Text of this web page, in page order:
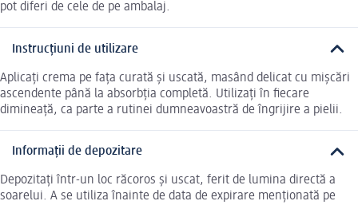
pot diferi de cele de pe ambalaj.
Instrucțiuni de utilizare
Aplicați crema pe fața curată și uscată, masând delicat cu mișcări
ascendente până la absorbția completă. Utilizați în fiecare
dimineață, ca parte a rutinei dumneavoastră de îngrijire a pielii.
Informații de depozitare
Depozitați într-un loc răcoros și uscat, ferit de lumina directă a
soarelui. A se utiliza înainte de data de expirare menționată pe